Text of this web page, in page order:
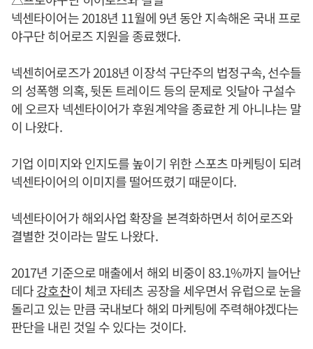
넥센타이어는 2018년 11월에 9년 동안 지속해온 국내 프로
야구단 히어로즈 지원을 종료했다.
넥센히어로즈가 2018년 이장석 구단주의 법정구속, 선수들
의 성폭행 의혹, 뒷돈 트레이드 등의 문제로 잇달아 구설수
에 오르자 넥센타이어가 후원계약을 종료한 게 아니냐는 말
이 나왔다.
기업 이미지와 인지도를 높이기 위한 스포츠 마케팅이 되려
넥센타이어의 이미지를 떨어뜨렸기 때문이다.
넥센타이어가 해외사업 확장을 본격화하면서 히어로즈와
결별한 것이라는 말도 나왔다.
2017년 기준으로 매출에서 해외 비중이 83.1%까지 늘어난
데다강호찬이 체코 자테츠 공장을 세우면서 유럽으로 눈을
돌리고 있는 만큼 국내보다 해외 마케팅에 주력해야겠다는
판단을 내린 것일 수 있다는 것이다.